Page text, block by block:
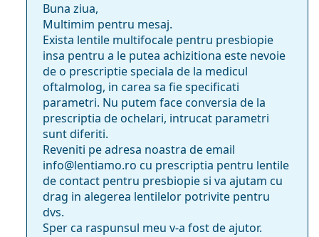
Buna ziua,
Multimim pentru mesaj.
Exista lentile multifocale pentru presbiopie
insa pentru a le putea achizitiona este nevoie
de o prescriptie speciala de la medicul
oftalmolog, in carea sa fie specificati
parametri. Nu putem face conversia de la
prescriptia de ochelari, intrucat parametri
sunt diferiti.
Reveniti pe adresa noastra de email
info@lentiamo.ro cu prescriptia pentru lentile
de contact pentru presbiopie si va ajutam cu
drag in alegerea lentilelor potrivite pentru
dvs.
Sper ca raspunsul meu v-a fost de ajutor.